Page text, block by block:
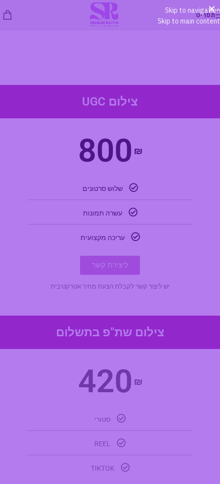
Skip to navigation
Skip to main content
תפריט
צילום UGC
800 ₪
שלוש סרטונים
עשרה תמונות
עריכה מקצועית
ליצירת קשר
יש ליצור קשר לקבלת הצעת מחיר אטרקטיבית
צילום שת"פ בתשלום
420 ₪
סטורי
REEL
TIKTOK
×